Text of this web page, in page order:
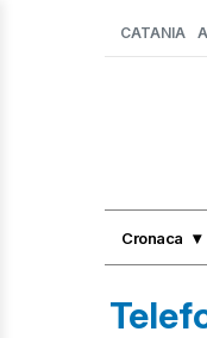
CATANIA
Cronaca